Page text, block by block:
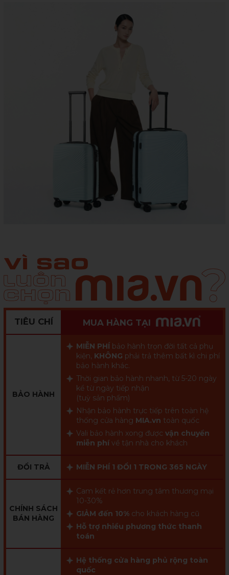
TIÊU CHÍ MUA HÀNG TẠI
BẢO HÀNH
MIỄN PHÍ bảo hành trọn đời tất cả phụ
kiện, KHÔNG phải trả thêm bất kì chi phí
bảo hành khác.
Thời gian bảo hành nhanh, từ 5-20 ngày
kể từ ngày tiếp nhận
(tuỳ sản phẩm)
Nhận bảo hành trực tiếp trên toàn hệ
thống cửa hàng MIA.vn toàn quốc
Vali bảo hành xong được vận chuyển
miễn phí về tận nhà cho khách
ĐỔI TRẢ MIỄN PHÍ 1 ĐỔI 1 TRONG 365 NGÀY
CHÍNH SÁCH
BÁN HÀNG
Cam kết rẻ hơn trung tâm thương mại
10-30%
GIẢM đến 10% cho khách hàng cũ
Hỗ trợ nhiều phương thức thanh
toán
Hệ thống cửa hàng phủ rộng toàn
quốc